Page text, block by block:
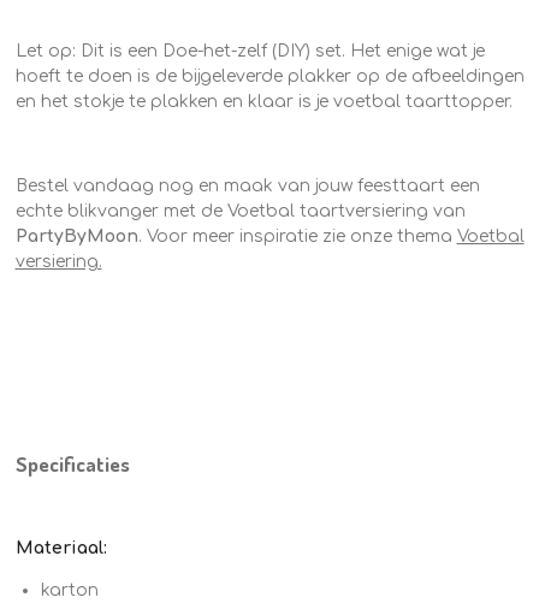
Let op: Dit is een Doe-het-zelf (DIY) set. Het enige wat je
hoeft te doen is de bijgeleverde plakker op de afbeeldingen
en het stokje te plakken en klaar is je voetbal taarttopper.
Bestel vandaag nog en maak van jouw feesttaart een
echte blikvanger met de Voetbal taartversiering van
PartyByMoon. Voor meer inspiratie zie onze thema Voetbal
versiering.
Specificaties
Materiaal:
karton